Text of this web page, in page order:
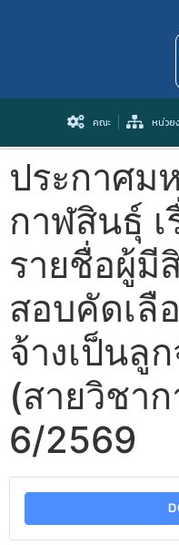
คณะ หน่วย
ประกาศม
กาฬสินธุ์ เ
รายชื่อผู้มี
สอบคัดเลื
จ้างเป็นลู
(สายวิชา
6/2569